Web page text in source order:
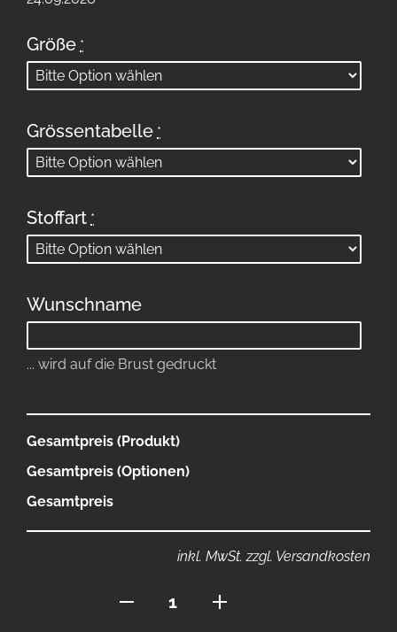
Größe *
Grössentabelle *
Stoffart *
Wunschname
... wird auf die Brust gedruckt
Gesamtpreis (Produkt)
Gesamtpreis (Optionen)
Gesamtpreis
inkl. MwSt. zzgl. Versandkosten